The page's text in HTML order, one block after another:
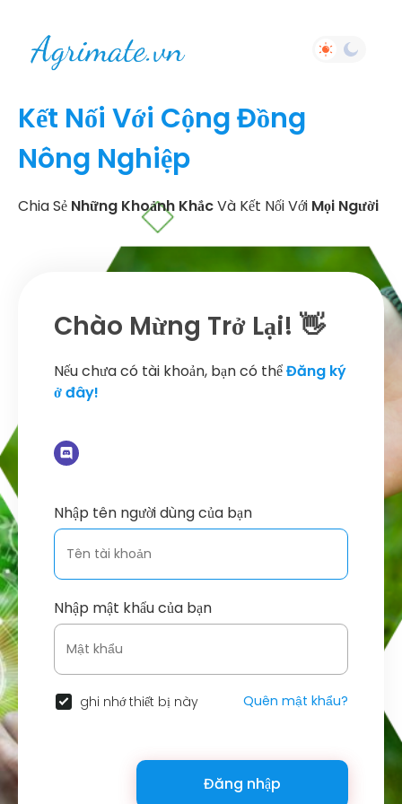
Kết Nối Với Cộng Đồng
Nông Nghiệp
Chia Sẻ Những Khoảnh KhắcVà Kết Nối Với Mọi Người
Chào Mừng Trở Lại! 👋
Nếu chưa có tài khoản, bạn có thểĐăng ký
ở đây!
Nhập tên người dùng của bạn
Nhập mật khẩu của bạn
ghi nhớ thiết bị này Quên mật khẩu?
Đăng nhập